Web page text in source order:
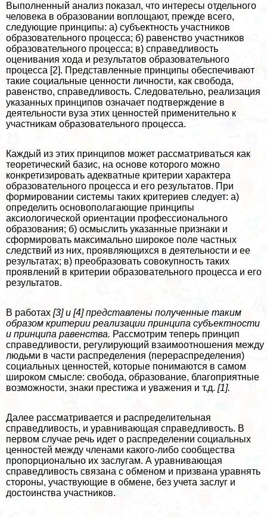
Выполненный анализ показал, что интересы отдельного
человека в образовании воплощают, прежде всего,
следующие принципы: а) субъектность участников
образовательного процесса; б) равенство участников
образовательного процесса; в) справедливость
оценивания хода и результатов образовательного
процесса [2]. Представленные принципы обеспечивают
такие социальные ценности личности, как свобода,
равенство, справедливость. Следовательно, реализация
указанных принципов означает подтверждение в
деятельности вуза этих ценностей применительно к
участникам образовательного процесса.
Каждый из этих принципов может рассматриваться как
теоретический базис, на основе которого можно
конкретизировать адекватные критерии хаpaктера
образовательного процесса и его результатов. При
формировании системы таких критериев следует: а)
определить основополагающие принципы
аксиологической ориентации профессионального
образования; б) осмыслить указанные признаки и
сформировать максимально широкое поле частных
следствий из них, проявляющихся в деятельности и ее
результатах; в) преобразовать совокупность таких
проявлений в критерии образовательного процесса и его
результатов.
В работах [3] и [4] представлены полученные таким
образом критерии реализации принципа субъектности
и принципа равенства. Рассмотрим теперь принцип
справедливости, регулирующий взаимоотношения между
людьми в части распределения (перераспределения)
социальных ценностей, которые понимаются в самом
широком смысле: свобода, образование, благоприятные
возможности, знаки престижа и уважения и т.д. [1].
Далее рассматривается и распределительная
справедливость, и уравнивающая справедливость. В
первом случае речь идет о распределении социальных
ценностей между члeнами какого-либо сообщества
пропорционально их заслугам. А уравнивающая
справедливость связана с обменом и призвана уравнять
стороны, участвующие в обмене, без учета заслуг и
достоинства участников.